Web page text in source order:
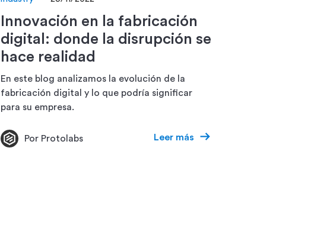
Innovación en la fabricación
digital: donde la disrupción se
hace realidad
En este blog analizamos la evolución de la
fabricación digital y lo que podría significar
para su empresa.
Por Protolabs Leer más